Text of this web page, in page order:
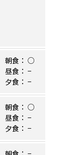
朝食： ○
昼食： −
夕食： −
朝食： ○
昼食： −
夕食： −